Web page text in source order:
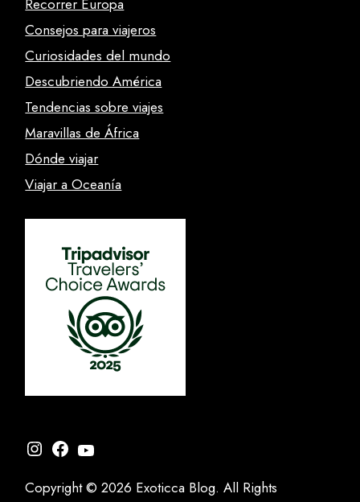
Recorrer Europa
Consejos para viajeros
Curiosidades del mundo
Descubriendo América
Tendencias sobre viajes
Maravillas de África
Dónde viajar
Viajar a Oceanía
Instagram
Facebook
YouTube
Copyright © 2026 Exoticca Blog. All Rights